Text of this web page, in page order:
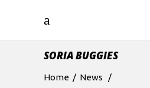
SORIA BUGGIES
Home / News
/